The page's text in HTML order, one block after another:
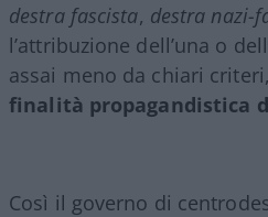
destra fascista, destra nazi-
l’attribuzione dell’una o
assai meno da chiari
finalità propagandistica
Così il governo di